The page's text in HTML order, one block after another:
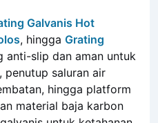
Galvanis Hot
, hinggaGrating
anti-slip dan aman untuk
penutup saluran air
hingga platform